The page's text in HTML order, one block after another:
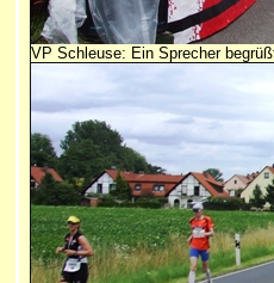
VP Schleuse: Ein Sprecher